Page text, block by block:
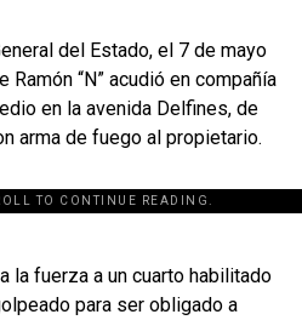
del Estado, el 7 de mayo
Ramón “N” acudió en compañía
en la avenida Delfines, de
arma de fuego al propietario.
TO CONTINUE READING.
id="243463"]
la fuerza a un cuarto habilitado
para ser obligado a